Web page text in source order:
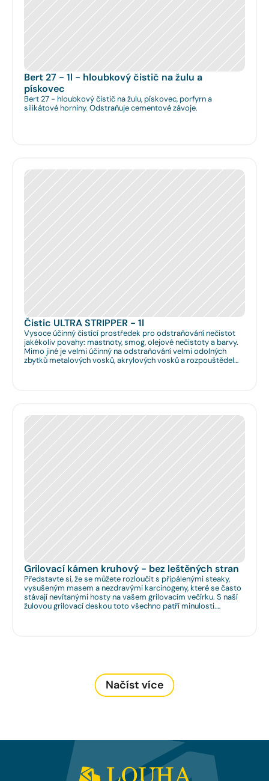
Bert 27 - 1l - hloubkový čistič na žulu a
pískovec
Bert 27 - hloubkový čistič na žulu, pískovec, porfyrn a
silikátové horniny. Odstraňuje cementové závoje.
Čistic ULTRA STRIPPER - 1l
Vysoce účinný čistící prostředek pro odstraňování nečistot
jakékoliv povahy: mastnoty, smog, olejové nečistoty a barvy.
Mimo jiné je velmi účinný na odstraňování velmi odolných
zbytků metalových vosků, akrylových vosků a rozpouštědel
Grilovací kámen kruhový - bez leštěných stran
Představte si, že se můžete rozloučit s připálenými steaky,
vysušeným masem a nezdravými karcinogeny, které se často
stávají nevítanými hosty na vašem grilovacím večírku. S naší
žulovou grilovací deskou toto všechno patří minulosti.
Načíst více